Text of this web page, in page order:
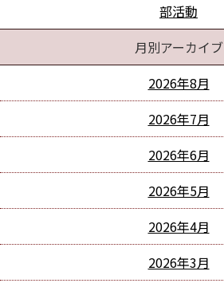
部活動
月別アーカイブ
2026年8月
2026年7月
2026年6月
2026年5月
2026年4月
2026年3月